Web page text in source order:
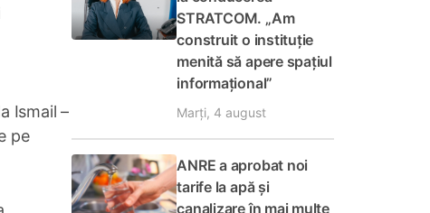
Ismail –
pe
STRATCOM. „Am
construit o instituție
menită să apere spațiul
informațional”
Marți, 4 august
ANRE a aprobat noi
tarife la apă și
canalizare în mai multe